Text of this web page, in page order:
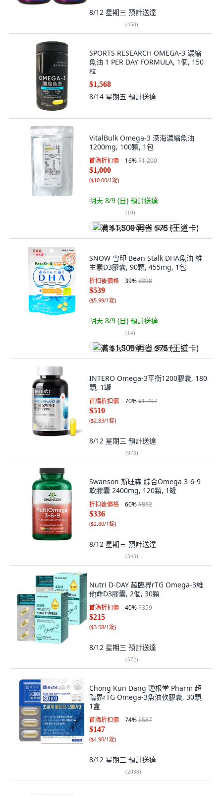
8/12 星期三 預計送達
(458)
SPORTS RESEARCH OMEGA-3 濃縮
魚油 1 PER DAY FORMULA, 1個, 150
粒
$1,568
8/14 星期五 預計送達
VitalBulk Omega-3 深海濃縮魚油
1200mg, 100顆, 1包
首購折扣價 16%$1,200
$1,000
($10.00/1錠)
明天 8/9 (日) 預計送達
(10)
满 $1,500 再省 $75 (王道卡)
SNOW 雪印 Bean Stalk DHA魚油 維
生素D3膠囊, 90顆, 455mg, 1包
折扣後價格 39%$898
$539
($5.99/1錠)
明天 8/9 (日) 預計送達
(14)
满 $1,500 再省 $75 (王道卡)
INTERO Omega-3平衡1200膠囊, 180
顆, 1罐
首購折扣價 70%$1,707
$510
($2.83/1錠)
8/12 星期三 預計送達
(973)
Swanson 斯旺森 綜合Omega 3-6-9
軟膠囊 2400mg, 120顆, 1罐
折扣後價格 60%$852
$336
($2.80/1錠)
8/12 星期三 預計送達
(543)
Nutri D-DAY 超臨界rTG Omega-3維
他命D3膠囊, 2個, 30顆
首購折扣價 40%$359
$215
($3.58/1錠)
8/12 星期三 預計送達
(572)
Chong Kun Dang 鍾根堂 Pharm 超
臨界rTG Omega-3魚油軟膠囊, 30顆,
1盒
首購折扣價 74%$587
$147
($4.90/1錠)
8/12 星期三 預計送達
(2038)